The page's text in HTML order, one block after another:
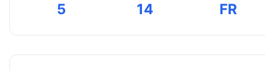
5 14 FR